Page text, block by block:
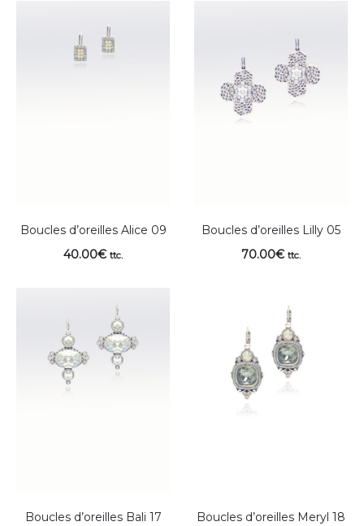
Boucles d’oreilles Alice 09
40.00€ ttc.
Boucles d’oreilles Lilly 05
70.00€ ttc.
Boucles d’oreilles Bali 17
Boucles d’oreilles Meryl 18